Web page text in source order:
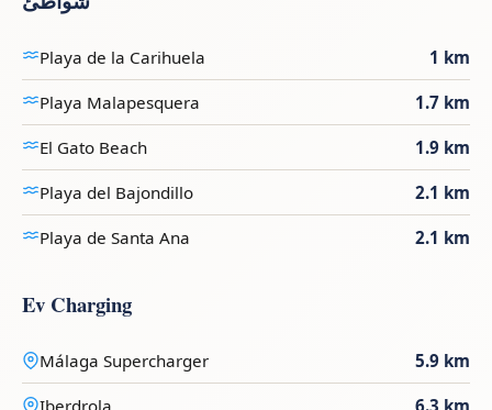
Playa de la Carihuela 1 km
Playa Malapesquera 1.7 km
El Gato Beach 1.9 km
Playa del Bajondillo 2.1 km
Playa de Santa Ana 2.1 km
Ev Charging
Málaga Supercharger 5.9 km
Iberdrola 6.3 km